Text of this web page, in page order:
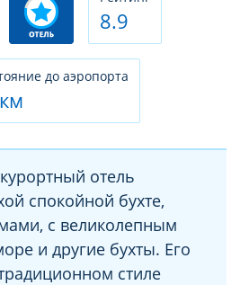
8.9
до аэропорта
отель
спокойной бухте,
с великолепным
и другие бухты. Его
стиле